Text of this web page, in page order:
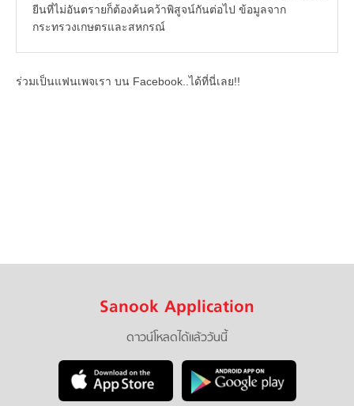
ยีนที่ไม่อันตรายก็ต้องค้นคว้าพิสูจน์กันต่อไป ข้อมูลจาก
กระทรวงเกษตรและสหกรณ์
ร่วมเป็นแฟนเพจเรา บน Facebook..ได้ที่นี่เลย!!
Sanook Application
ดาวน์โหลดได้แล้ววันนี้